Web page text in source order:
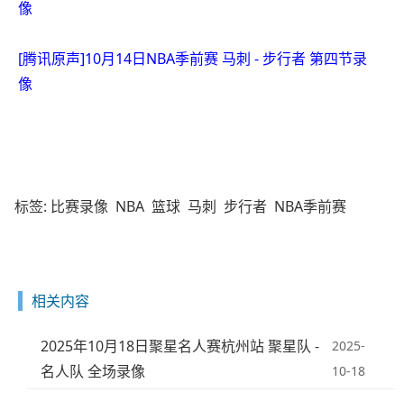
像
[腾讯原声]10月14日NBA季前赛 马刺 - 步行者 第四节录
像
标签: 比赛录像 NBA 篮球 马刺 步行者 NBA季前赛
相关内容
2025年10月18日聚星名人赛杭州站 聚星队 -
名人队 全场录像
2025-
10-18